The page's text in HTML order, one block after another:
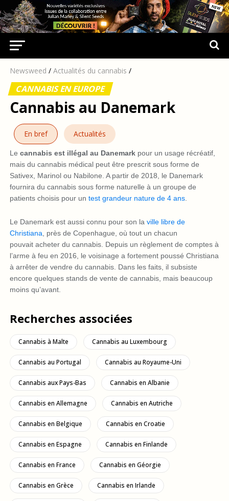
Newsweed / Actualités du cannabis /
CANNABIS EN EUROPE
Cannabis au Danemark
En bref Actualités
Le cannabis est illégal au Danemarkpour un usage récréatif,
mais du cannabis médical peut être prescrit sous forme de
Sativex, Marinol ou Nabilone. A partir de 2018, le Danemark
fournira du cannabis sous forme naturelle à un groupe de
patients choisis pour un test grandeur nature de 4 ans.
Le Danemark est aussi connu pour son la ville libre de
Christiana , près de Copenhague, où tout un chacun
pouvait acheter du cannabis. Depuis un règlement de comptes à
l’arme à feu en 2016, le voisinage a fortement poussé Christiana
à arrêter de vendre du cannabis. Dans les faits, il subsiste
encore quelques stands de vente de cannabis, mais beaucoup
moins qu’avant.
Recherches associées
Cannabis à Malte Cannabis au Luxembourg
Cannabis au Portugal Cannabis au Royaume-Uni
Cannabis aux Pays-Bas Cannabis en Albanie
Cannabis en Allemagne Cannabis en Autriche
Cannabis en Belgique Cannabis en Croatie
Cannabis en Espagne Cannabis en Finlande
Cannabis en France Cannabis en Géorgie
Cannabis en Grèce Cannabis en Irlande